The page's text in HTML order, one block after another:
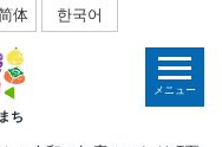
ち
体 한국어
メニュー